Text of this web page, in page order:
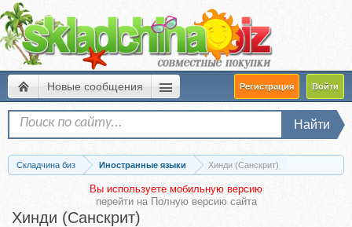
Новые сообщения Регистрация Войти
Найти
Складчина биз Иностранные языки Хинди (Санскрит)
Вы используете мобильную версию
перейти на Полную версию сайта
Хинди (Санскрит)